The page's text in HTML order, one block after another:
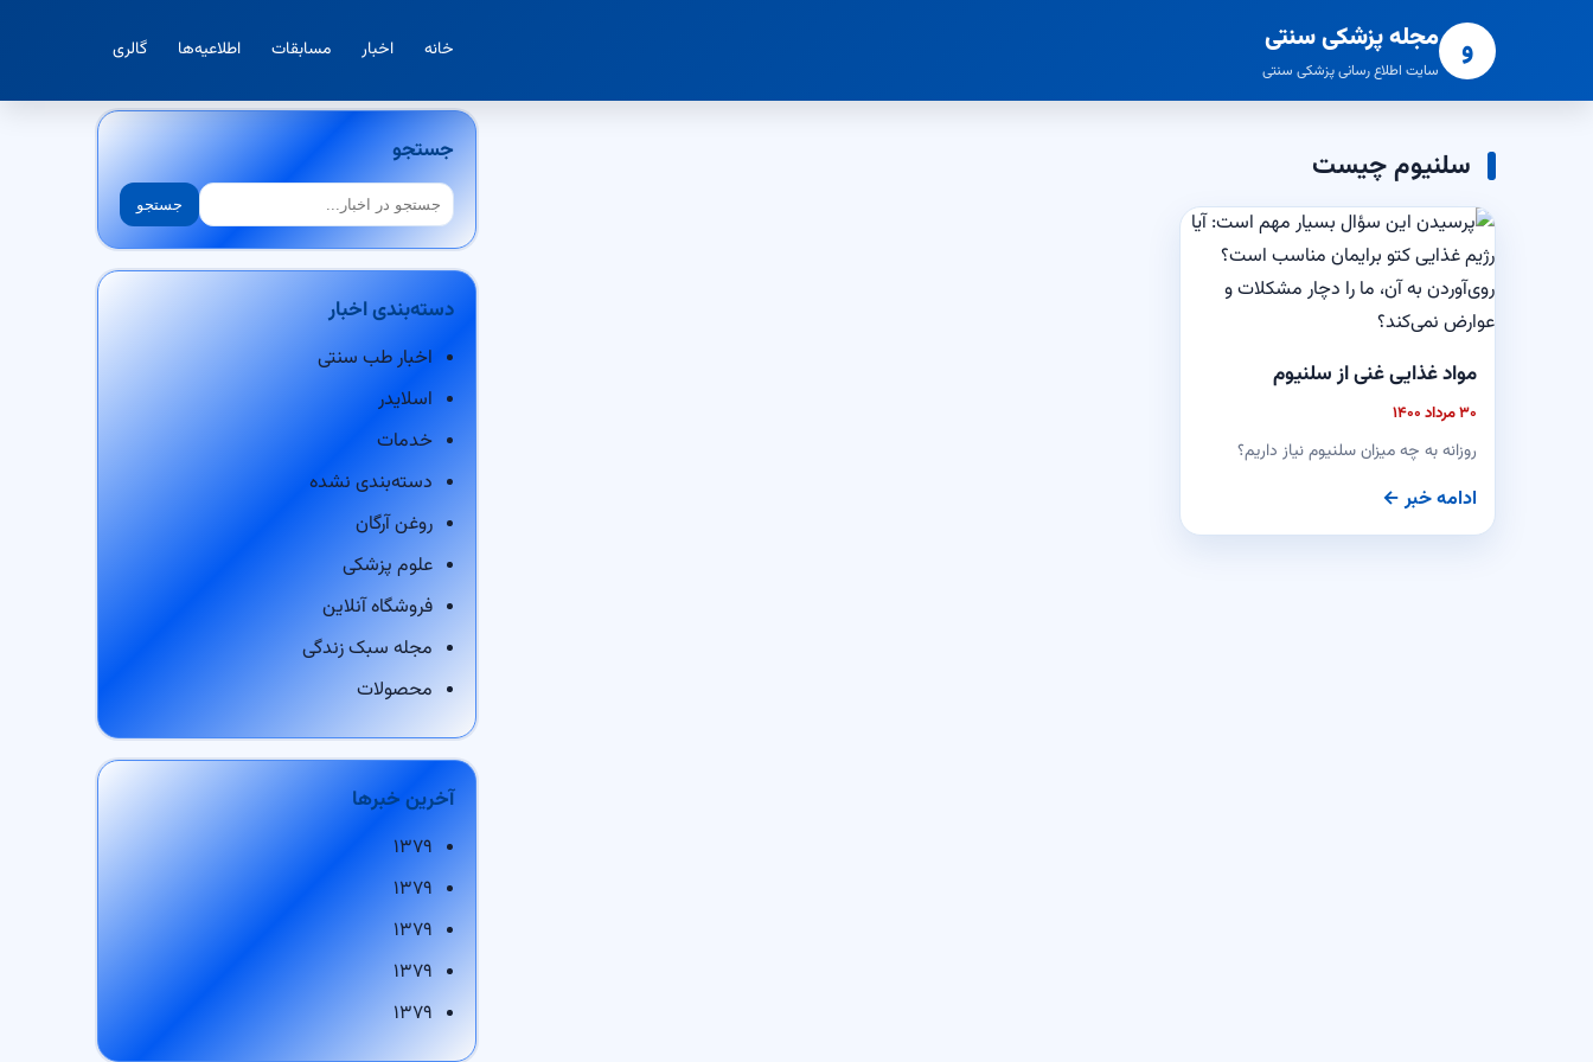
و مجله پزشکی سنتی
سایت اطلاع رسانی پزشکی سنتی
خانه اخبار مسابقات اطلاعیه‌ها گالری
سلنیوم چیست
مواد غذایی غنی از سلنیوم
۳۰ مرداد ۱۴۰۰
روزانه به چه میزان سلنیوم نیاز داریم؟
ادامه خبر ←
جستجو
جستجو جستجو
دسته‌بندی اخبار
اخبار طب سنتی
اسلایدر
خدمات
دسته‌بندی نشده
روغن آرگان
علوم پزشکی
فروشگاه آنلاین
مجله سبک زندگی
محصولات
آخرین خبرها
۱۳۷۹
۱۳۷۹
۱۳۷۹
۱۳۷۹
۱۳۷۹